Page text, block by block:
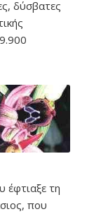
δύσβατες
έφτιαξε τη
που